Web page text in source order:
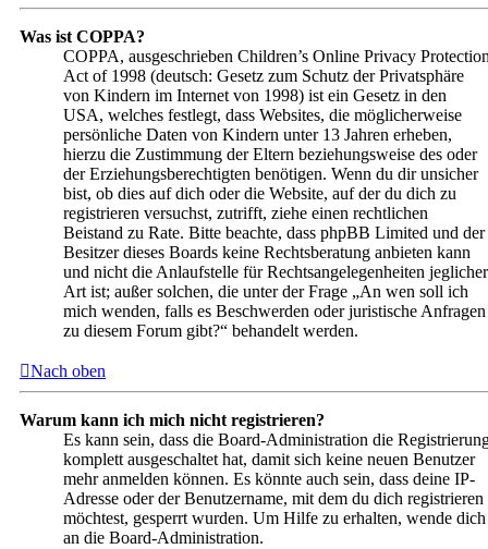
Was ist COPPA?
COPPA, ausgeschrieben Children’s Online Privacy
Act of 1998 (deutsch: Gesetz zum Schutz der Privatsphäre
von Kindern im Internet von 1998) ist ein Gesetz in den
USA, welches festlegt, dass Websites, die möglicherweise
persönliche Daten von Kindern unter 13 Jahren erheben,
hierzu die Zustimmung der Eltern beziehungsweise des oder
der Erziehungsberechtigten benötigen. Wenn du dir unsicher
bist, ob dies auf dich oder die Website, auf der du dich zu
registrieren versuchst, zutrifft, ziehe einen rechtlichen
Beistand zu Rate. Bitte beachte, dass phpBB Limited und der
Besitzer dieses Boards keine Rechtsberatung anbieten kann
und nicht die Anlaufstelle für Rechtsangelegenheiten jeglicher
Art ist; außer solchen, die unter der Frage „An wen soll ich
mich wenden, falls es Beschwerden oder juristische Anfragen
zu diesem Forum gibt?“ behandelt werden.
Nach oben
Warum kann ich mich nicht registrieren?
Es kann sein, dass die Board-Administration die
komplett ausgeschaltet hat, damit sich keine neuen Benutzer
mehr anmelden können. Es könnte auch sein, dass deine IP-
Adresse oder der Benutzername, mit dem du dich registrieren
möchtest, gesperrt wurden. Um Hilfe zu erhalten, wende dich
an die Board-Administration.